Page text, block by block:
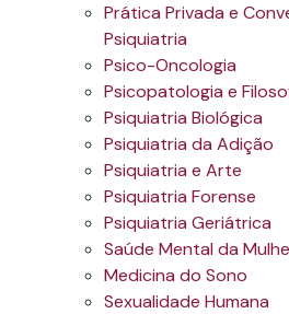
Prática Privada e
Psiquiatria
Psico-Oncologia
Psicopatologia e
Psiquiatria Biológica
Psiquiatria da Adição
Psiquiatria e Arte
Psiquiatria Forense
Psiquiatria Geriátrica
Saúde Mental da
Medicina do Sono
Sexualidade Humana